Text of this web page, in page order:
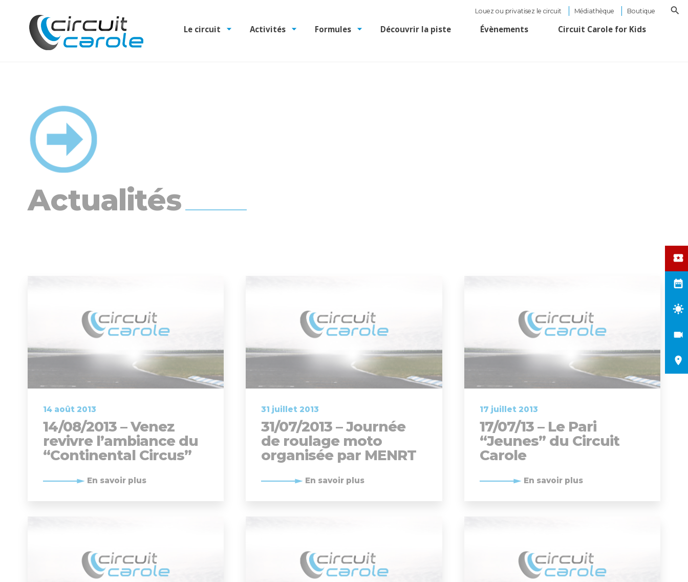
Louez ou privatisez le circuit Médiathèque Boutique
Le circuit Activités Formules Découvrir la piste Évènements Circuit Carole for Kids
Actualités
14 août 2013
14/08/2013 – Venez
revivre l’ambiance du
“Continental Circus”
En savoir plus
31 juillet 2013
31/07/2013 – Journée
de roulage moto
organisée par MENRT
En savoir plus
17 juillet 2013
17/07/13 – Le Pari
“Jeunes” du Circuit
Carole
En savoir plus